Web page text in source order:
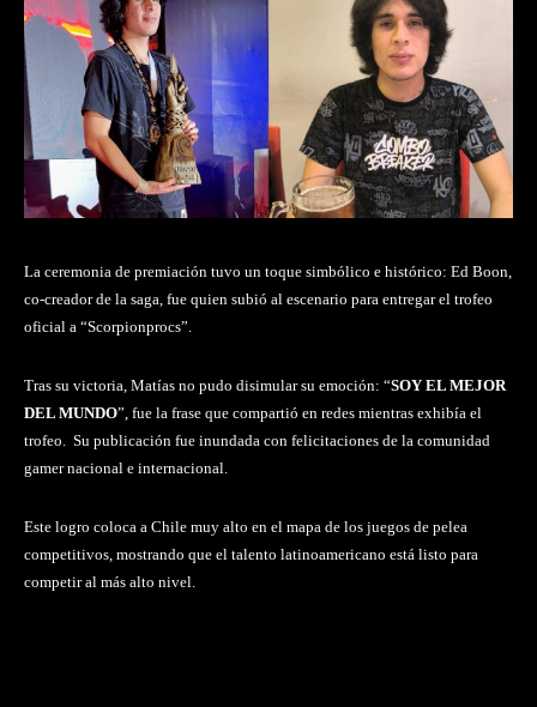
La ceremonia de premiación tuvo un toque simbólico e histórico: Ed Boon,
co-creador de la saga, fue quien subió al escenario para entregar el trofeo
oficial a “Scorpionprocs”.
Tras su victoria, Matías no pudo disimular su emoción: “SOY EL MEJOR
DEL MUNDO”, fue la frase que compartió en redes mientras exhibía el
trofeo. Su publicación fue inundada con felicitaciones de la comunidad
gamer nacional e internacional.
Este logro coloca a Chile muy alto en el mapa de los juegos de pelea
competitivos, mostrando que el talento latinoamericano está listo para
competir al más alto nivel.